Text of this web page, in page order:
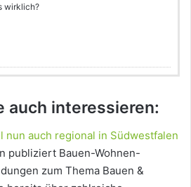
wirklich?
auch interessieren:
nun auch regional in Südwestfalen
publiziert Bauen-Wohnen-
zum Thema Bauen &